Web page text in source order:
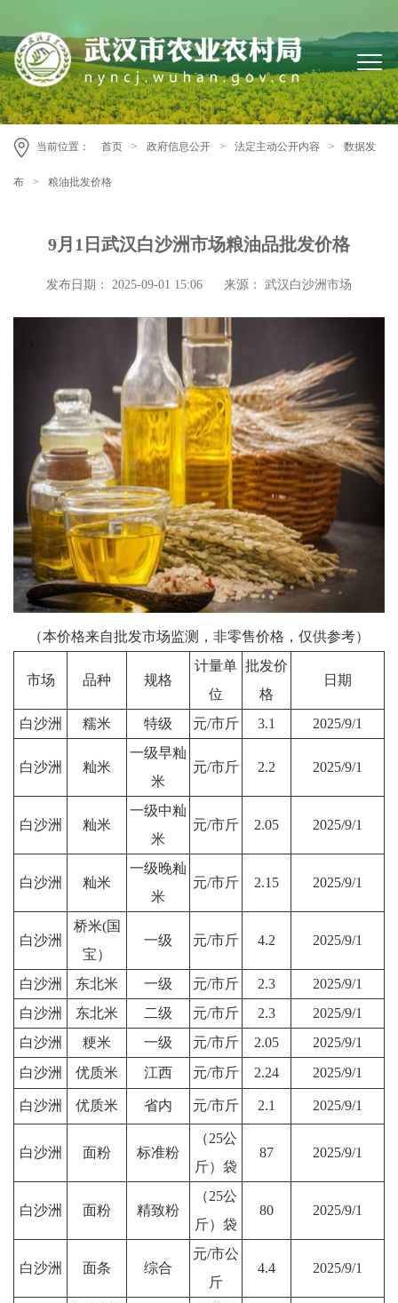
当前位置： 首页 > 政府信息公开 > 法定主动公开内容 > 数据发
布 > 粮油批发价格
9月1日武汉白沙洲市场粮油品批发价格
发布日期： 2025-09-01 15:06 来源： 武汉白沙洲市场
（本价格来自批发市场监测，非零售价格，仅供参考）
市场 品种 规格
计量单
位
批发价
格
日期
白沙洲 糯米 特级 元/市斤 3.1 2025/9/1
白沙洲 籼米
一级早籼
米
元/市斤 2.2 2025/9/1
白沙洲 籼米
一级中籼
米
元/市斤 2.05 2025/9/1
白沙洲 籼米
一级晚籼
米
元/市斤 2.15 2025/9/1
白沙洲
桥米(国
宝）
一级 元/市斤 4.2 2025/9/1
白沙洲 东北米 一级 元/市斤 2.3
2025/9/1
白沙洲
东北米 二级 元/市斤 2.3
2025/9/1
白沙洲
粳米 一级 元/市斤 2.05
2025/9/1
白沙洲
优质米 江西 元/市斤 2.24 2025/9/1
白沙洲 优质米 省内 元/市斤 2.1 2025/9/1
白沙洲 面粉 标准粉
（25公
斤）袋
87 2025/9/1
白沙洲 面粉 精致粉
（25公
斤）袋
80 2025/9/1
白沙洲 面条 综合
元/市公
斤
4.4 2025/9/1